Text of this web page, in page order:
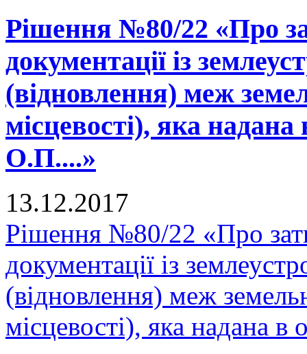
Рішення №80/22 «Про
документації із
(відновлення) меж
місцевості), яка
О.П....»
13.12.2017
Рішення №80/22 «Про
документації із
(відновлення) меж
місцевості), яка надана